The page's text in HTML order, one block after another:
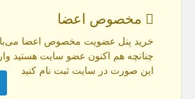
مخصوص اعضا
خرید پنل عضویت مخصوص اعضا
چنانچه هم‌ اکنون عضو سایت هستید
این صورت در سایت ثبت نام کنید